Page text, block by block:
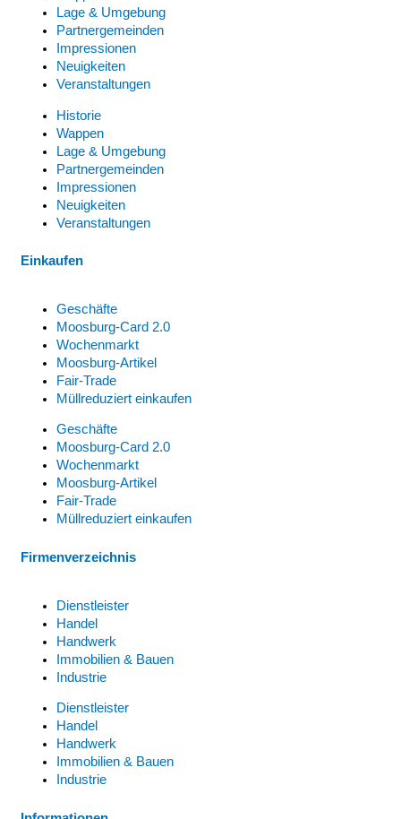
Lage & Umgebung
Partnergemeinden
Impressionen
Neuigkeiten
Veranstaltungen
Historie
Wappen
Lage & Umgebung
Partnergemeinden
Impressionen
Neuigkeiten
Veranstaltungen
Einkaufen
Geschäfte
Moosburg-Card 2.0
Wochenmarkt
Moosburg-Artikel
Fair-Trade
Müllreduziert einkaufen
Geschäfte
Moosburg-Card 2.0
Wochenmarkt
Moosburg-Artikel
Fair-Trade
Müllreduziert einkaufen
Firmenverzeichnis
Dienstleister
Handel
Handwerk
Immobilien & Bauen
Industrie
Dienstleister
Handel
Handwerk
Immobilien & Bauen
Industrie